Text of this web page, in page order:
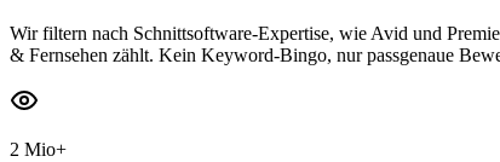
Wir filtern nach Schnittsoftware-Expertise, wie Avid und
& Fernsehen zählt. Kein Keyword-Bingo, nur passgenaue
2 Mio+